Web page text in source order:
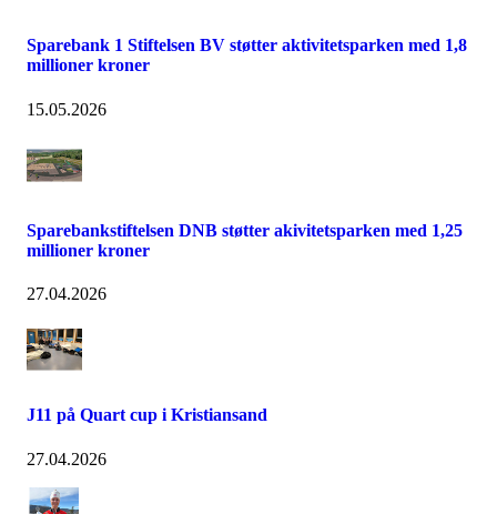
Sparebank 1 Stiftelsen BV støtter aktivitetsparken med 1,8
millioner kroner
15.05.2026
Sparebankstiftelsen DNB støtter akivitetsparken med 1,25
millioner kroner
27.04.2026
J11 på Quart cup i Kristiansand
27.04.2026